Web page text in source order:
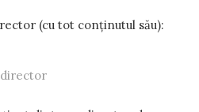
(cu tot conținutul său):